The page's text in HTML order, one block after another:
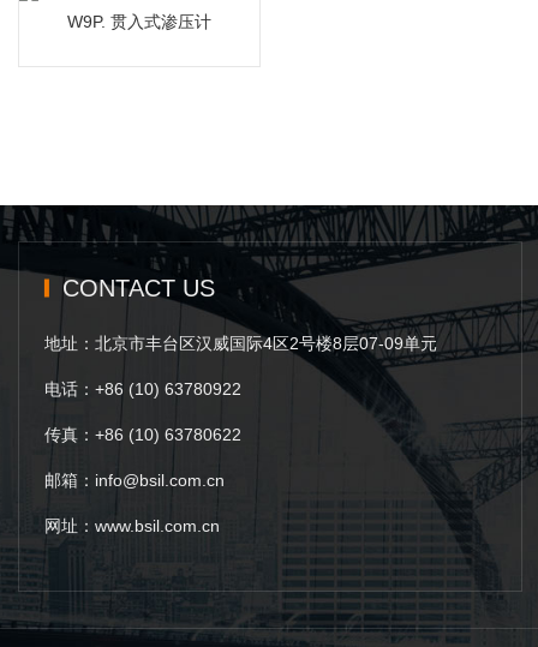
W9P. 贯入式渗压计
CONTACT US
地址：北京市丰台区汉威国际4区2号楼8层07-09单元
电话：+86 (10) 63780922
传真：+86 (10) 63780622
邮箱：info@bsil.com.cn
网址：www.bsil.com.cn